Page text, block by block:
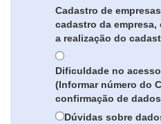
Cadastro de
cadastro da
a realização do
Dificuldade no
(Informar número do
confirmação de
Dúvidas sobre